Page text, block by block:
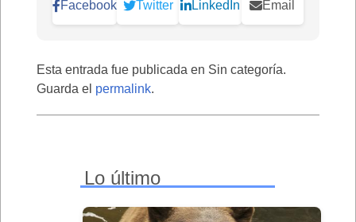
Facebook Twitter LinkedIn Email
Esta entrada fue publicada en Sin categoría.
Guarda el permalink.
Lo último